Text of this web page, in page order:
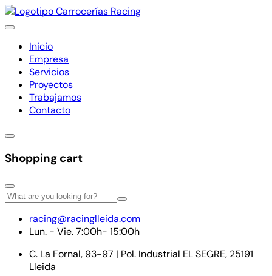
Inicio
Empresa
Servicios
Proyectos
Trabajamos
Contacto
Shopping cart
racing@racinglleida.com
Lun. - Vie. 7:00h- 15:00h
C. La Fornal, 93-97 | Pol. Industrial EL SEGRE, 25191
Lleida